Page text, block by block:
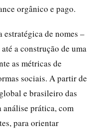
orgânico e pago.
de nomes –
a construção de uma
as métricas de
sociais. A partir de
e brasileiro das
análise prática, com
para orientar